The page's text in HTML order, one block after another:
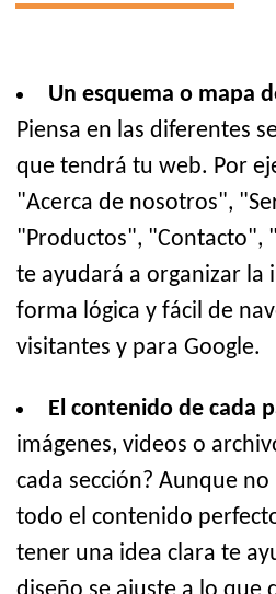
Un esquema o mapa
Piensa en las diferentes
que tendrá tu web. Por
"Acerca de nosotros",
"Productos", "Contacto",
te ayudará a organizar la
forma lógica y fácil de
visitantes y para Google.
El contenido de cada
imágenes, videos o
cada sección? Aunque
todo el contenido
tener una idea clara te